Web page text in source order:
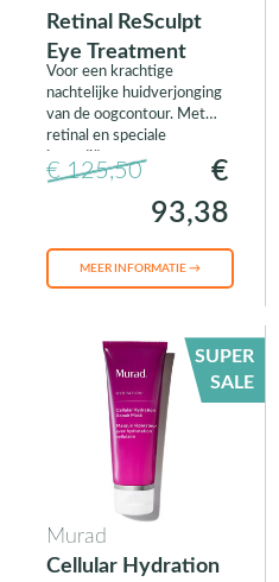
Retinal ReSculpt
Eye Treatment
Voor een krachtige
nachtelijke huidverjonging
van de oogcontour. Met
retinal en speciale
ingrediënten.
€ 125,50
€
93,38
MEER INFORMATIE →
SUPER
SALE
Murad
Cellular Hydration